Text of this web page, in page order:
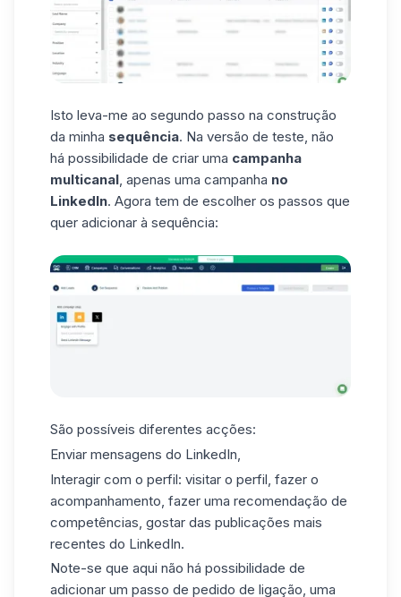
Isto leva-me ao segundo passo na construção
da minha sequência. Na versão de teste, não
há possibilidade de criar uma campanha
multicanal , apenas uma campanha no
LinkedIn. Agora tem de escolher os passos que
quer adicionar à sequência:
São possíveis diferentes acções:
Enviar mensagens do LinkedIn,
Interagir com o perfil: visitar o perfil, fazer o
acompanhamento, fazer uma recomendação de
competências , gostar das publicações mais
recentes do LinkedIn.
Note-se que aqui não há possibilidade de
adicionar um passo de pedido de ligação, uma